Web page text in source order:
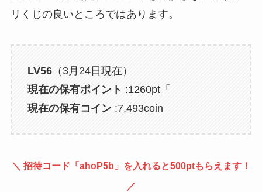
リくじの良いところではあります。
LV56（3月24日現在）
現在の保有ポイント :1260pt「
現在の保有コイン:7,493coin
＼ 招待コード「ahoP5b 」を入れると500ptもらえます！
／